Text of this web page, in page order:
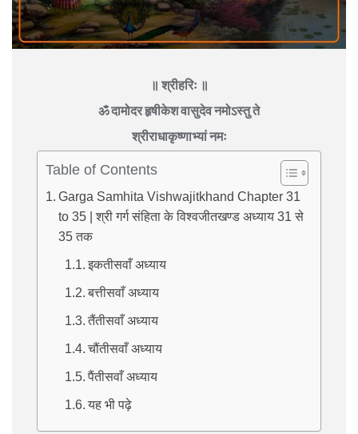
॥ श्रीहरिः ॥
ॐ दामोदर हृषीकेश वासुदेव नमोऽस्तु ते
श्रीराधाकृष्णाभ्यां नमः
Table of Contents
Garga Samhita Vishwajitkhand Chapter 31
to 35 | श्री गर्ग संहिता के विश्वजीतखण्ड अध्याय 31 से
35 तक
इकतीसवाँ अध्याय
बत्तीसवाँ अध्याय
तैंतीसवाँ अध्याय
चौंतीसवाँ अध्याय
पैंतीसवाँ अध्याय
यह भी पढ़े